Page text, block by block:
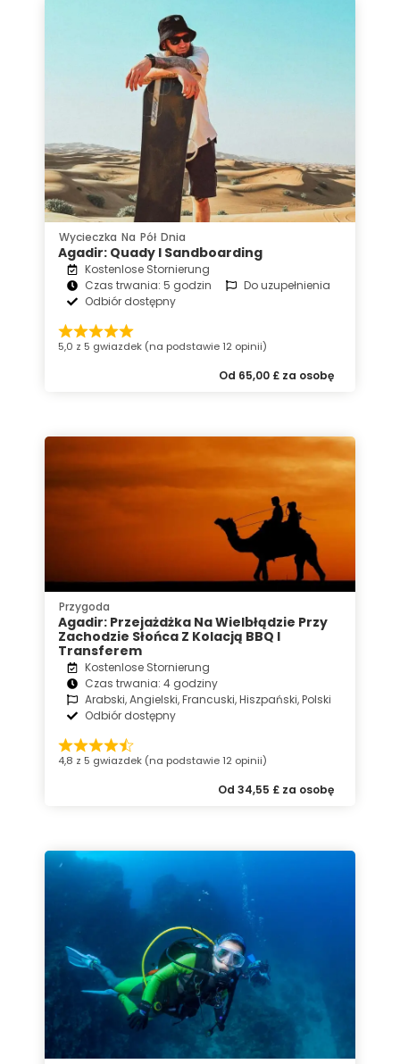
Wycieczka Na Pół Dnia
Agadir: Quady I Sandboarding
Kostenlose Stornierung
Czas trwania: 5 godzin
Do uzupełnienia
Odbiór dostępny
5,0 z 5 gwiazdek (na podstawie 12 opinii)
Od 65,00 £ za osobę
Przygoda
Agadir: Przejażdżka Na Wielbłądzie Przy
Zachodzie Słońca Z Kolacją BBQ I
Transferem
Kostenlose Stornierung
Czas trwania: 4 godziny
Arabski, Angielski, Francuski, Hiszpański, Polski
Odbiór dostępny
4,8 z 5 gwiazdek (na podstawie 12 opinii)
Od 34,55 £ za osobę